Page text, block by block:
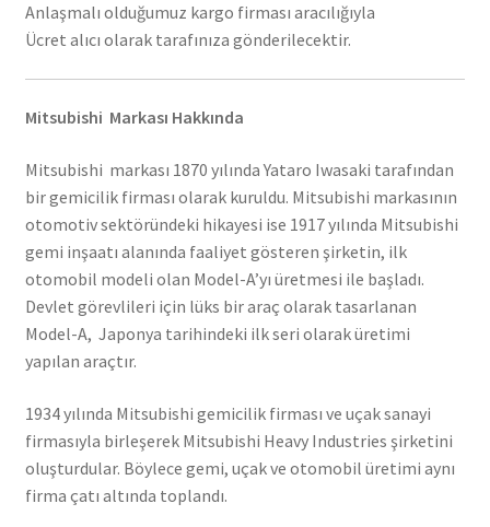
Anlaşmalı olduğumuz kargo firması aracılığıyla
Ücret alıcı olarak tarafınıza gönderilecektir.
Mitsubishi Markası Hakkında
Mitsubishi markası 1870 yılında Yataro Iwasaki tarafından
bir gemicilik firması olarak kuruldu. Mitsubishi markasının
otomotiv sektöründeki hikayesi ise 1917 yılında Mitsubishi
gemi inşaatı alanında faaliyet gösteren şirketin, ilk
otomobil modeli olan Model-A’yı üretmesi ile başladı.
Devlet görevlileri için lüks bir araç olarak tasarlanan
Model-A, Japonya tarihindeki ilk seri olarak üretimi
yapılan araçtır.
1934 yılında Mitsubishi gemicilik firması ve uçak sanayi
firmasıyla birleşerek Mitsubishi Heavy Industries şirketini
oluşturdular. Böylece gemi, uçak ve otomobil üretimi aynı
firma çatı altında toplandı.